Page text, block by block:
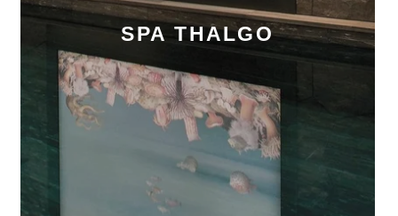
SPA THALGO